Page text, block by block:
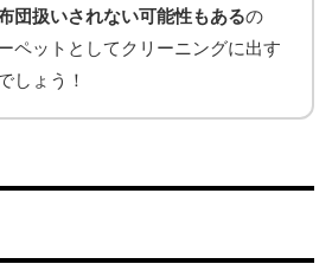
団扱いされない可能性もあるの
ペットとしてクリーニングに出す
しょう！